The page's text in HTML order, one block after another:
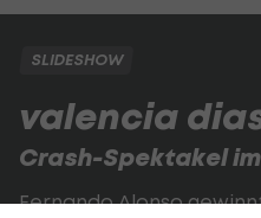
SLIDESHOW
valencia
Crash-Spektakel
Fernando Alonso